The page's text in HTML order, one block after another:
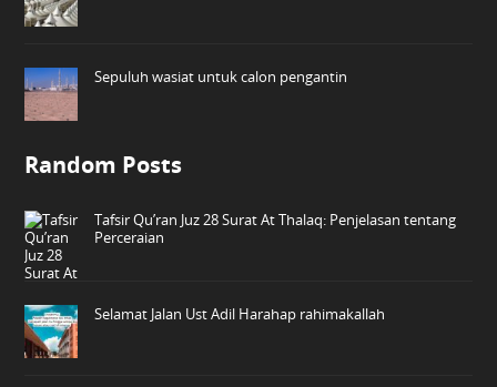
Sepuluh wasiat untuk calon pengantin
Random Posts
Tafsir Qu’ran Juz 28 Surat At Thalaq: Penjelasan tentang
Perceraian
Selamat Jalan Ust Adil Harahap rahimakallah